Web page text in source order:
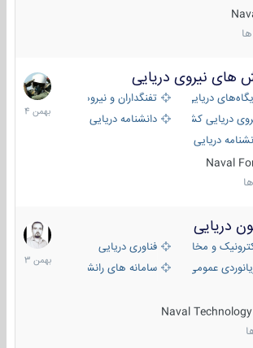
نیروی دریایی
دریایی
تفنگداران و نیروهای ویژه‌ی دریایی
دریایی کشورهای مختلفدانشنامه دریایی
دریایی کپی
Naval
22
بهمن
1404
دریایی
و مخابرات دریاییفناوری دریایی
عمومی
سامانه های رانشی دریایی
Naval
6
بهمن
1403